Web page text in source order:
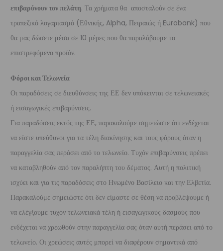
επιβαρύνουν τον πελάτη. Τα χρήματα θα αποσταλούν σε ένα
τραπεζικό λογαριασμό (Εθνικής, Alpha, Πειραιώς ή Eurobank) που
θα μας δώσετε μέσα σε 10 μέρες που θα παραλάβουμε το
επιστρεφόμενο προϊόν.
Φόροι και Τελωνεία
Οι παραδόσεις σε διευθύνσεις της ΕΕ δεν υπόκεινται σε τελωνειακές
ή εισαγωγικές επιβαρύνσεις.
Για παραδόσεις εκτός της ΕΕ, παρακαλούμε σημειώστε ότι ενδέχεται
να είστε υπεύθυνοι για τα τέλη διακίνησης και τους φόρους όταν η
παραγγελία σας περάσει από το τελωνείο. Τυχόν επιβαρύνσεις πρέπει
να καταβληθούν από τον παραλήπτη του δέματος. Αυτή η πολιτική
ισχύει και για τις παραδόσεις στο Ηνωμένο Βασίλειο και την Ελβετία.
Παρακαλούμε σημειώστε ότι δεν είμαστε σε θέση να προβλέψουμε ή
να ελέγξουμε τυχόν τελωνειακά τέλη ή εισαγωγικούς δασμούς που
ενδέχεται να χρεωθούν στην παραγγελία σας όταν αυτή περάσει από το
τελωνείο. Οι χρεώσεις αυτές μπορεί να διαφέρουν σημαντικά από